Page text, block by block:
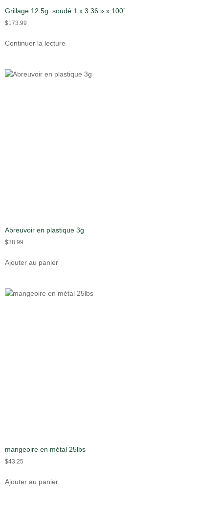
Grillage 12.5g. soudé 1 x 3 36 » x 100`
$173.99
Continuer la lecture
Abreuvoir en plastique 3g
$38.99
Ajouter au panier
mangeoire en métal 25lbs
$43.25
Ajouter au panier